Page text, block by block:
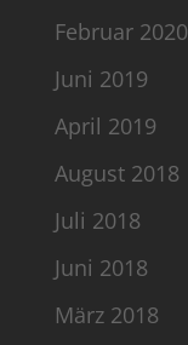
Februar 2020
Juni 2019
April 2019
August 2018
Juli 2018
Juni 2018
März 2018